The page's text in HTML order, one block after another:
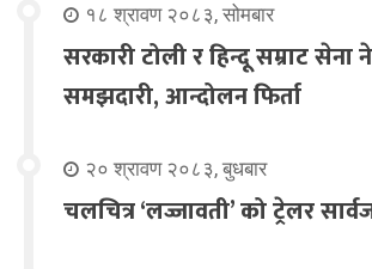
१८ श्रावण २०८३, सोमबार
सरकारी टोली र हिन्दू सम्राट
समझदारी, आन्दोलन फिर्ता
२० श्रावण २०८३, बुधबार
चलचित्र ‘लज्जावती’ को ट्रेलर